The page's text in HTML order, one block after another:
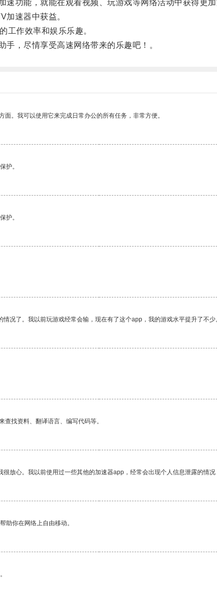
能，就能在观看视频、玩游戏等网络活动中获得更加
速器中获益。
作效率和娱乐乐趣。
，尽情享受高速网络带来的乐趣吧！。
。我可以使用它来完成日常办公的所有任务，非常方便。
护。
护。
况了。我以前玩游戏经常会输，现在有了这个app，我的游戏水平提升了不少
找资料、翻译语言、编写代码等。
放心。我以前使用过一些其他的加速器app，经常会出现个人信息泄露的情况
助你在网络上自由移动。